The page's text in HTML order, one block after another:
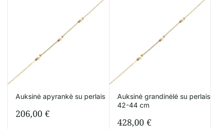
Auksinė apyrankė su perlais
206,00 €
Auksinė grandinėlė su perlais
42-44 cm
428,00 €